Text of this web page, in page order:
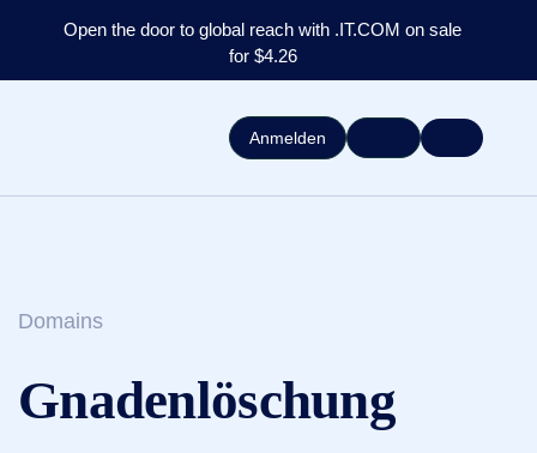
Open the door to global reach with .IT.COM on sale
for $4.26
Anmelden
Domains
Gnadenlöschung